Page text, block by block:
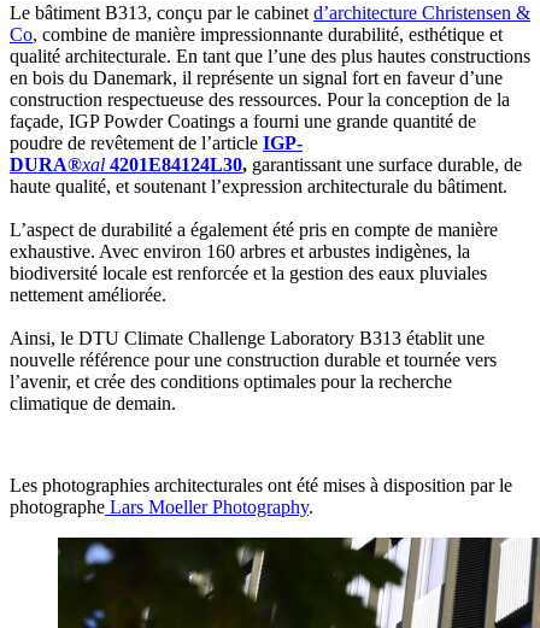
Le bâtiment B313, conçu par le cabinet d’architecture Christensen &
Co, combine de manière impressionnante durabilité, esthétique et
qualité architecturale. En tant que l’une des plus hautes constructions
en bois du Danemark, il représente un signal fort en faveur d’une
construction respectueuse des ressources. Pour la conception de la
façade, IGP Powder Coatings a fourni une grande quantité de
poudre de revêtement de l’article IGP-
DURA®xal 4201E84124L30, garantissant une surface durable, de
haute qualité, et soutenant l’expression architecturale du bâtiment.
L’aspect de durabilité a également été pris en compte de manière
exhaustive. Avec environ 160 arbres et arbustes indigènes, la
biodiversité locale est renforcée et la gestion des eaux pluviales
nettement améliorée.
Ainsi, le DTU Climate Challenge Laboratory B313 établit une
nouvelle référence pour une construction durable et tournée vers
l’avenir, et crée des conditions optimales pour la recherche
climatique de demain.
Les photographies architecturales ont été mises à disposition par le
photographe Lars Moeller Photography.